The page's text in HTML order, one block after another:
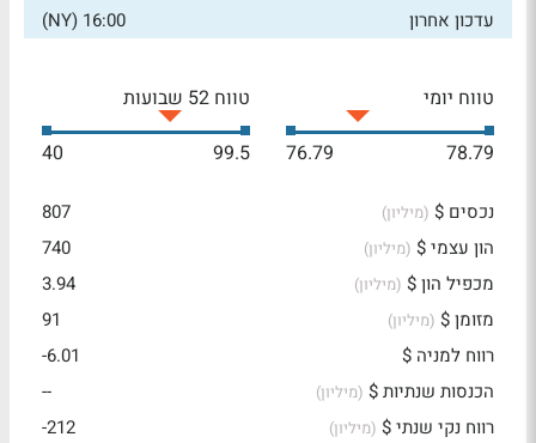
עדכון אחרון
16:00 (NY)
טווח יומי
78.79
76.79
טווח 52 שבועות
99.5
40
נכסים $ (מיליון)
807
הון עצמי $ (מיליון)
740
מכפיל הון $ (מיליון)
3.94
מזומן $ (מיליון)
91
רווח למניה $
-6.01
הכנסות שנתיות $ (מיליון)
--
רווח נקי שנתי $ (מיליון)
-212